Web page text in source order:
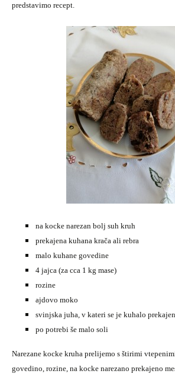
predstavimo recept.
na kocke narezan bolj suh kruh
prekajena kuhana krača ali rebra
malo kuhane govedine
4 jajca (za cca 1 kg mase)
rozine
ajdovo moko
svinjska juha, v kateri se je kuhalo
po potrebi še malo soli
Narezane kocke kruha prelijemo s štirimi
govedino, rozine, na kocke narezano prekajeno